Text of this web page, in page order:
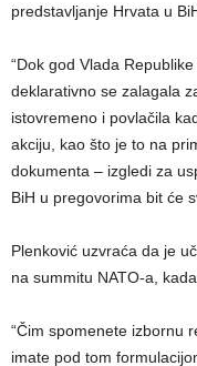
predstavljanje Hrvata u
“Dok god Vlada
deklarativno se zalagala
istovremeno i povlačila
akciju, kao što je to na
dokumenta – izgledi za
BiH u pregovorima bit će
Plenković uzvraća da je
na summitu NATO-a,
“Čim spomenete izbornu
imate pod tom